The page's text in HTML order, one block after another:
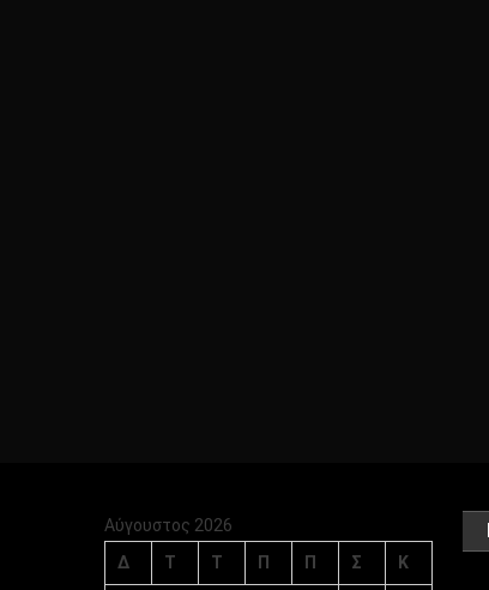
Αύγουστος 2026
Δ
Τ Τ Π Π Σ Κ